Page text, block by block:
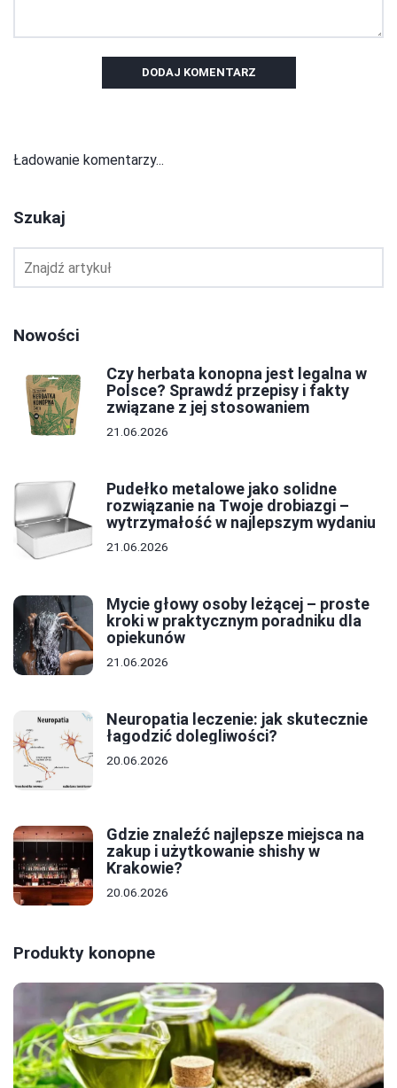
DODAJ KOMENTARZ
Ładowanie komentarzy...
Szukaj
Nowości
Czy herbata konopna jest legalna w
Polsce? Sprawdź przepisy i fakty
związane z jej stosowaniem
21.06.2026
Pudełko metalowe jako solidne
rozwiązanie na Twoje drobiazgi –
wytrzymałość w najlepszym wydaniu
21.06.2026
Mycie głowy osoby leżącej – proste
kroki w praktycznym poradniku dla
opiekunów
21.06.2026
Neuropatia leczenie: jak skutecznie
łagodzić dolegliwości?
20.06.2026
Gdzie znaleźć najlepsze miejsca na
zakup i użytkowanie shishy w
Krakowie?
20.06.2026
Produkty konopne